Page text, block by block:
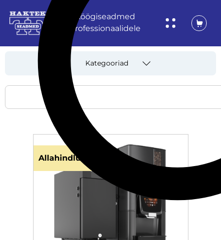
Köögiseadmed
professionaalidele
Kategooriad
Allahindlus!